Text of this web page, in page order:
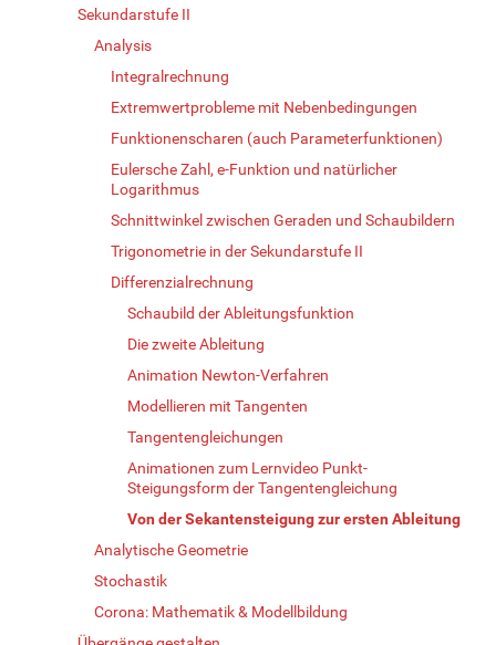
Sekundarstufe II
Analysis
Integralrechnung
Extremwertprobleme mit Nebenbedingungen
Funktionenscharen (auch Parameterfunktionen)
Eulersche Zahl, e-Funktion und natürlicher
Logarithmus
Schnittwinkel zwischen Geraden und Schaubildern
Trigonometrie in der Sekundarstufe II
Differenzialrechnung
Schaubild der Ableitungsfunktion
Die zweite Ableitung
Animation Newton-Verfahren
Modellieren mit Tangenten
Tangentengleichungen
Animationen zum Lernvideo Punkt-
Steigungsform der Tangentengleichung
Von der Sekantensteigung zur ersten Ableitung
Analytische Geometrie
Stochastik
Corona: Mathematik & Modellbildung